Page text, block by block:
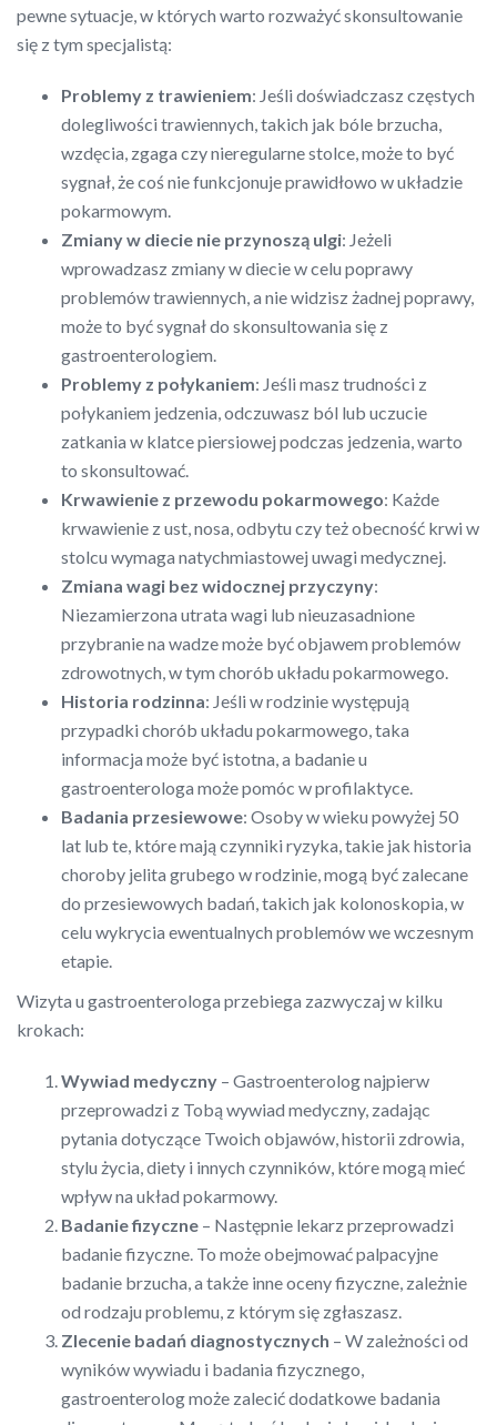
pewne sytuacje, w których warto rozważyć skonsultowanie
się z tym specjalistą:
Problemy z trawieniem: Jeśli doświadczasz częstych
dolegliwości trawiennych, takich jak bóle brzucha,
wzdęcia, zgaga czy nieregularne stolce, może to być
sygnał, że coś nie funkcjonuje prawidłowo w układzie
pokarmowym.
Zmiany w diecie nie przynoszą ulgi: Jeżeli
wprowadzasz zmiany w diecie w celu poprawy
problemów trawiennych, a nie widzisz żadnej poprawy,
może to być sygnał do skonsultowania się z
gastroenterologiem.
Problemy z połykaniem: Jeśli masz trudności z
połykaniem jedzenia, odczuwasz ból lub uczucie
zatkania w klatce piersiowej podczas jedzenia, warto
to skonsultować.
Krwawienie z przewodu pokarmowego: Każde
krwawienie z ust, nosa, odbytu czy też obecność krwi w
stolcu wymaga natychmiastowej uwagi medycznej.
Zmiana wagi bez widocznej przyczyny:
Niezamierzona utrata wagi lub nieuzasadnione
przybranie na wadze może być objawem problemów
zdrowotnych, w tym chorób układu pokarmowego.
Historia rodzinna: Jeśli w rodzinie występują
przypadki chorób układu pokarmowego, taka
informacja może być istotna, a badanie u
gastroenterologa może pomóc w profilaktyce.
Badania przesiewowe: Osoby w wieku powyżej 50
lat lub te, które mają czynniki ryzyka, takie jak historia
choroby jelita grubego w rodzinie, mogą być zalecane
do przesiewowych badań, takich jak kolonoskopia, w
celu wykrycia ewentualnych problemów we wczesnym
etapie.
Wizyta u gastroenterologa przebiega zazwyczaj w kilku
krokach:
Wywiad medyczny – Gastroenterolog najpierw
przeprowadzi z Tobą wywiad medyczny, zadając
pytania dotyczące Twoich objawów, historii zdrowia,
stylu życia, diety i innych czynników, które mogą mieć
wpływ na układ pokarmowy.
Badanie fizyczne – Następnie lekarz przeprowadzi
badanie fizyczne. To może obejmować palpacyjne
badanie brzucha, a także inne oceny fizyczne, zależnie
od rodzaju problemu, z którym się zgłaszasz.
Zlecenie badań diagnostycznych – W zależności od
wyników wywiadu i badania fizycznego,
gastroenterolog może zalecić dodatkowe badania